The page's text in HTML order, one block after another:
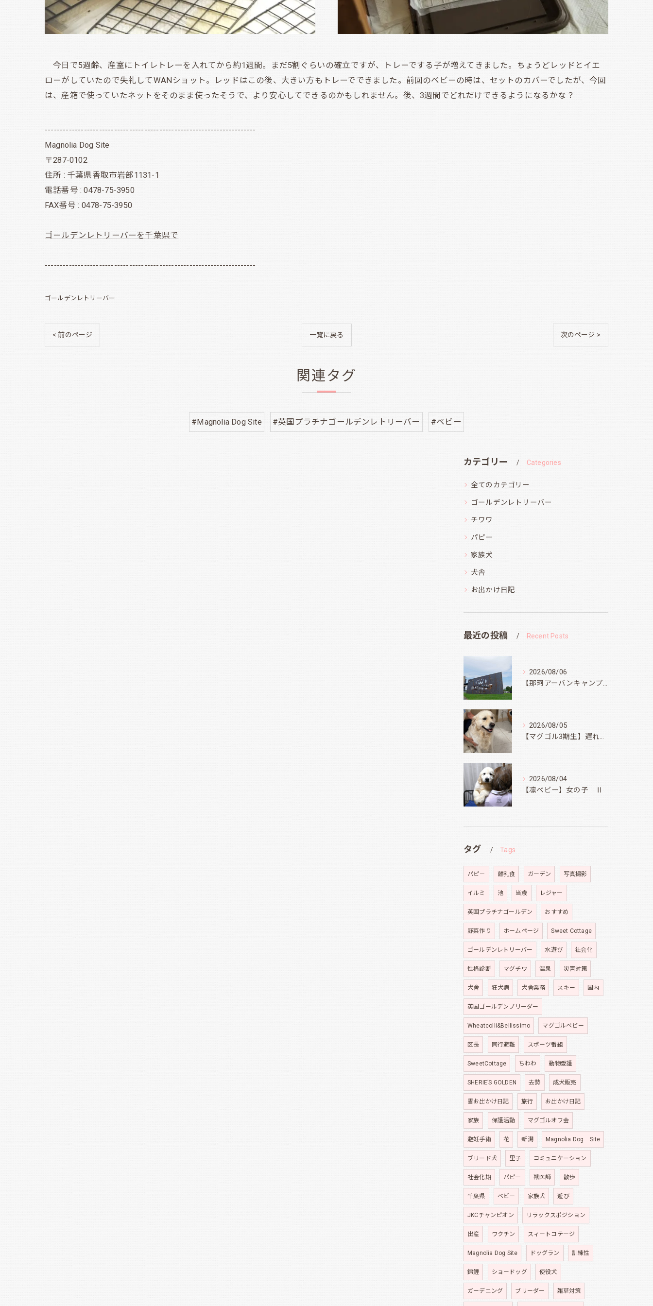
今日で5週齢、産室にトイレトレーを入れてから約1週間。まだ5割ぐらいの確立ですが、トレーでする子が増えてきました。ちょうどレッドとイエ
ローがしていたので失礼してWANショット。レッドはこの後、大きい方もトレーでできました。前回のベビーの時は、セットのカバーでしたが、今回
は、産箱で使っていたネットをそのまま使ったそうで、より安心してできるのかもしれません。後、3週間でどれだけできるようになるかな？
----------------------------------------------------------------------
Magnolia Dog Site
〒287-0102
住所 : 千葉県香取市岩部1131-1
電話番号 : 0478-75-3950
FAX番号 : 0478-75-3950
ゴールデンレトリーバーを千葉県で
----------------------------------------------------------------------
ゴールデンレトリーバー
< 前のページ 一覧に戻る 次のページ >
関連タグ
#Magnolia Dog Site #英国プラチナゴールデンレトリーバー #ベビー
カテゴリー Categories
全てのカテゴリー
ゴールデンレトリーバー
チワワ
パピー
家族犬
犬舎
お出かけ日記
最近の投稿 Recent Posts
2026/08/06
【那珂アーバンキャンプフィールド】
2026/08/05
【マグゴル3期生】遅ればせながら
2026/08/04
【凛ベビー】女の子 Ⅱ
タグ Tags
パピ－ 離乳食 ガーデン 写真撮影
イルミ 池 当歳 レジャー
英国プラチナゴールデン おすすめ
野菜作り ホームページ Sweet Cottage
ゴールデンレトリーバー 水遊び 社会化
性格診断 マグチワ 温泉 災害対策
犬舎 狂犬病 犬舎業務 スキー 国内
英国ゴールデンブリーダー
Wheatcolli&Bellissimo マグゴルベビー
区長 同行避難 スポーツ番組
SweetCottage ちわわ 動物愛護
SHERIE’S GOLDEN 去勢 成犬販売
雪お出かけ日記 旅行 お出かけ日記
家族 保護活動 マグゴルオフ会
避妊手術 花 新潟 Magnolia Dog Site
ブリード犬 里子 コミュニケーション
社会化期 パピー 獣医師 散歩
千葉県 ベビー 家族犬 遊び
JKCチャンピオン リラックスポジション
出産 ワクチン スィートコテージ
Magnolia Dog Site ドッグラン 訓練性
錦鯉 ショードッグ 使役犬
ガーデニング ブリーダー 雑草対策